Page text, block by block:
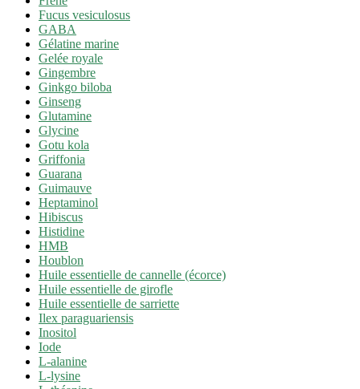
Fucus vesiculosus
GABA
Gélatine marine
Gelée royale
Gingembre
Ginkgo biloba
Ginseng
Glutamine
Glycine
Gotu kola
Griffonia
Guarana
Guimauve
Heptaminol
Hibiscus
Histidine
HMB
Houblon
Huile essentielle de cannelle (écorce)
Huile essentielle de girofle
Huile essentielle de sarriette
Ilex paraguariensis
Inositol
Iode
L-alanine
L-lysine